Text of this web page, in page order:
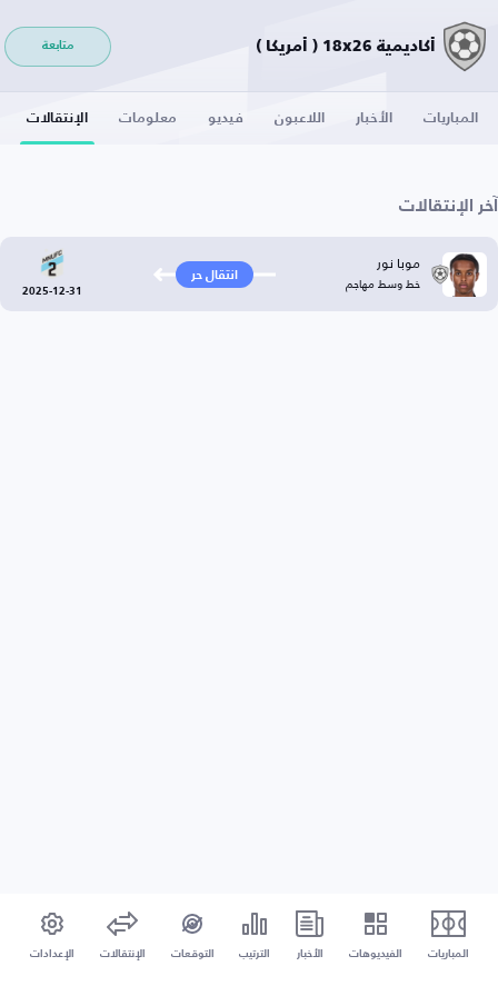
أكاديمية 18x26 ( أمريكا ) متابعة
المباريات الأخبار اللاعبون فيديو معلومات الإنتقالات
آخر الإنتقالات
موبا نور
خط وسط مهاجم انتقال حر
2025-12-31
المباريات الفيديوهات الأخبار الترتيب التوقعات الإنتقالات الإعدادات